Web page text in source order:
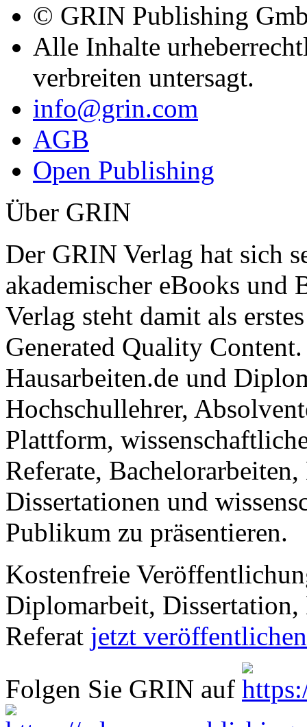
© GRIN Publishing
Alle Inhalte
verbreiten untersagt.
info@grin.com
AGB
Open Publishing
Über GRIN
Der GRIN Verlag hat sich
akademischer eBooks und
Verlag steht damit als
Generated Quality
Hausarbeiten.de und
Hochschullehrer,
Plattform,
Referate,
Dissertationen und
Publikum zu präsentieren.
Kostenfreie
Diplomarbeit,
Referat jetzt
Folgen Sie GRIN auf